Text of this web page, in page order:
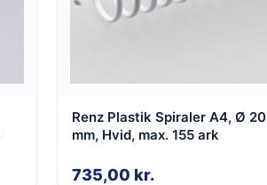
Renz Plastik Spiraler A4, Ø 20
mm, Hvid, max. 155 ark
735,00 kr.